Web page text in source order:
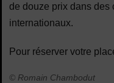
de douze prix dans des
internationaux.
Pour réserver votre
© Romain Chambodut